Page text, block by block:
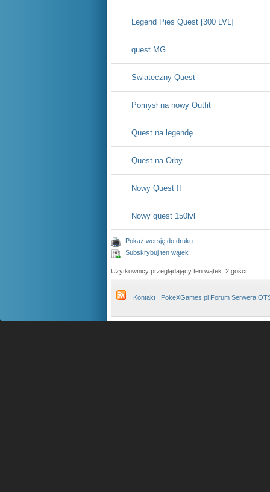
Legend Pies Quest [300 LVL]
quest MG
Swiateczny Quest
Pomysł na nowy Outfit
Quest na legendę
Quest na Orby
Nowy Quest !!
Nowy quest 150lvl
Pokaż wersję do druku
Subskrybuj ten wątek
Użytkownicy przeglądający ten wątek: 2 gości
Kontakt PokeXGames.pl Forum Serwera